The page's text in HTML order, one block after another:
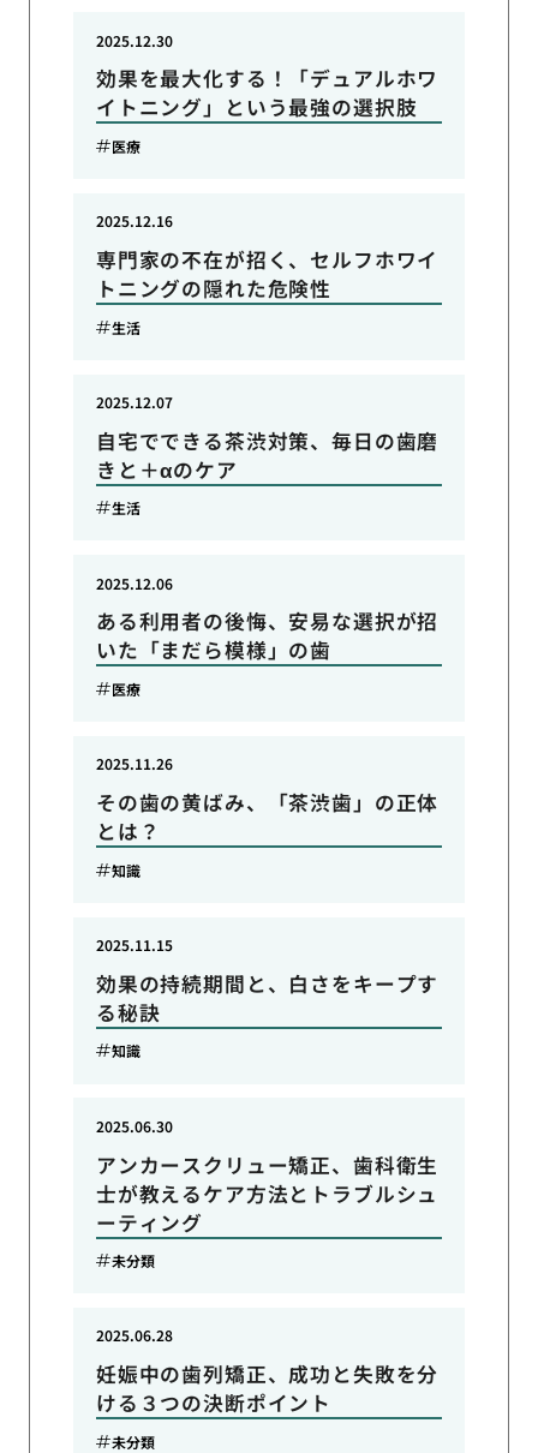
効果を最大化する！「デュアルホワ
イトニング」という最強の選択肢
2025.12.30
医療
専門家の不在が招く、セルフホワイ
トニングの隠れた危険性
2025.12.16
生活
自宅でできる茶渋対策、毎日の歯磨
きと＋αのケア
2025.12.07
生活
ある利用者の後悔、安易な選択が招
いた「まだら模様」の歯
2025.12.06
医療
その歯の黄ばみ、「茶渋歯」の正体
とは？
2025.11.26
知識
効果の持続期間と、白さをキープす
る秘訣
2025.11.15
知識
アンカースクリュー矯正、歯科衛生
士が教えるケア方法とトラブルシュ
ーティング
2025.06.30
未分類
妊娠中の歯列矯正、成功と失敗を分
ける３つの決断ポイント
2025.06.28
未分類